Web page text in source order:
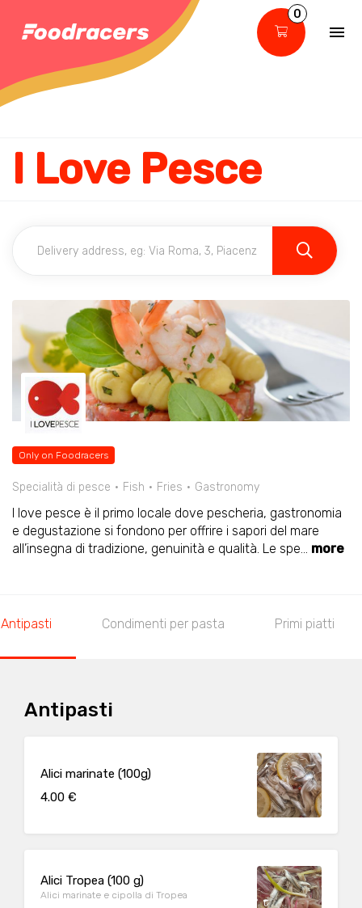
0
I Love Pesce
Only on Foodracers
Specialità di pesce Fish Fries Gastronomy
I love pesce è il primo locale dove pescheria, gastronomia
e degustazione si fondono per offrire i sapori del mare
all’insegna di tradizione, genuinità e qualità. Le spe... more
Antipasti Condimenti per pasta Primi piatti
Antipasti
Alici marinate (100g)
4.00 €
Alici Tropea (100 g)
Alici marinate e cipolla di Tropea